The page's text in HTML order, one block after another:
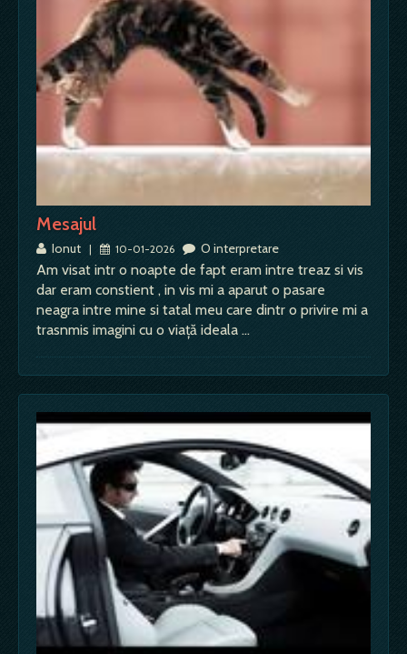
Mesajul
Ionut | 10-01-2026 O interpretare
Am visat intr o noapte de fapt eram intre treaz si vis
dar eram constient , in vis mi a aparut o pasare
neagra intre mine si tatal meu care dintr o privire mi a
trasnmis imagini cu o viață ideala …